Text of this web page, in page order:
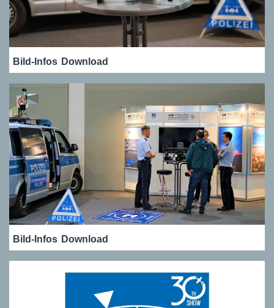
Bild-Infos Download
Bild-Infos Download